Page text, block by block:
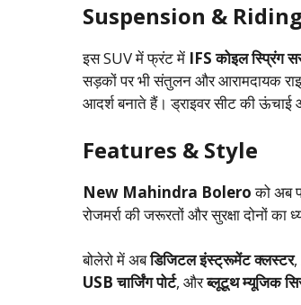
Suspension &
इस SUV में फ्रंट में IFS कोइल स्प्रिंग
सड़कों पर भी संतुलन और आरामदायक
आदर्श बनाते हैं। ड्राइवर सीट की ऊंचाई
Features & Style
New Mahindra Boleroको अब
रोजमर्रा की जरूरतों और सुरक्षा दोनों का
बोलेरो में अबडिजिटल इंस्ट्रूमेंट क्लस्टर,
USB चार्जिंग पोर्ट, औरब्लूटूथ म्यूजिक